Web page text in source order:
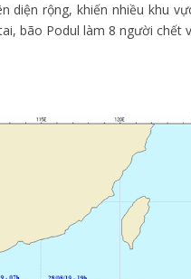
rộng, khiến nhiều khu
bão Podul làm 8 người chết